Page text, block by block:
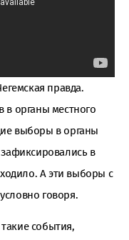
правда.
органы местного
выборы в органы
в
А эти выборы с
говоря.
события,